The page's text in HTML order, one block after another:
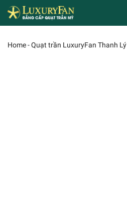
Home-Quạt trần LuxuryFan Thanh Lý